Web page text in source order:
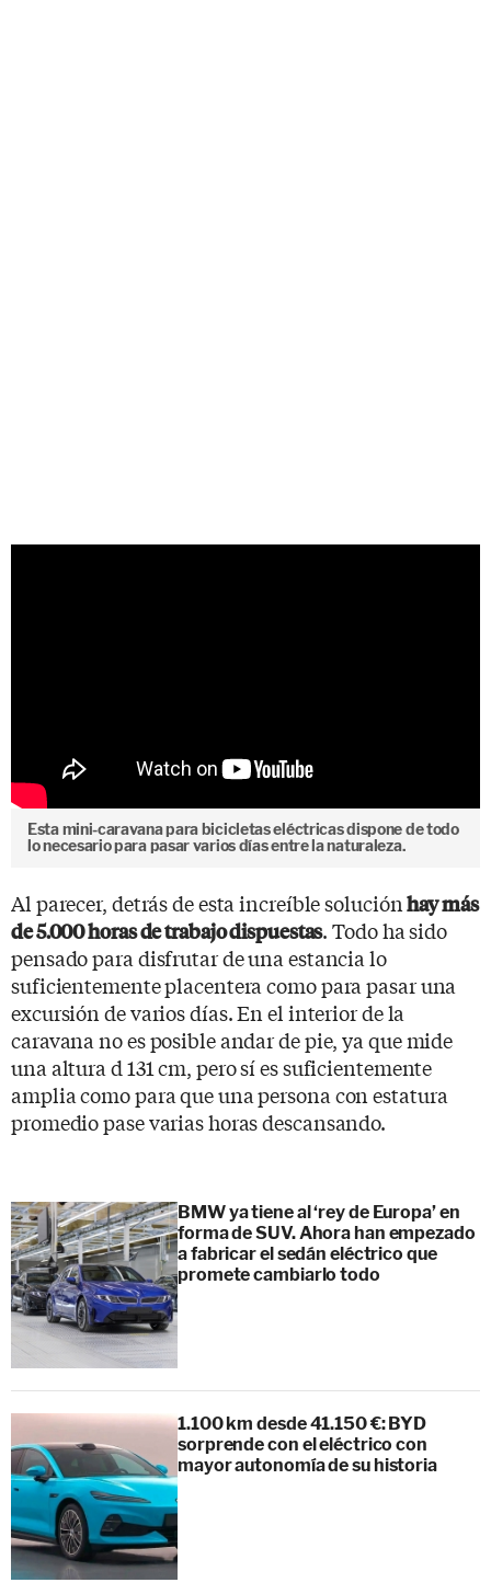
Esta mini-caravana para bicicletas eléctricas dispone de todo
lo necesario para pasar varios días entre la naturaleza.
Al parecer, detrás de esta increíble soluciónhay más
de 5.000 horas de trabajo dispuestas. Todo ha sido
pensado para disfrutar de una estancia lo
suficientemente placentera como para pasar una
excursión de varios días. En el interior de la
caravana no es posible andar de pie, ya que mide
una altura d 131 cm, pero sí es suficientemente
amplia como para que una persona con estatura
promedio pase varias horas descansando.
BMW ya tiene al ‘rey de Europa’ en
forma de SUV. Ahora han empezado
a fabricar el sedán eléctrico que
promete cambiarlo todo
1.100 km desde 41.150 €: BYD
sorprende con el eléctrico con
mayor autonomía de su historia